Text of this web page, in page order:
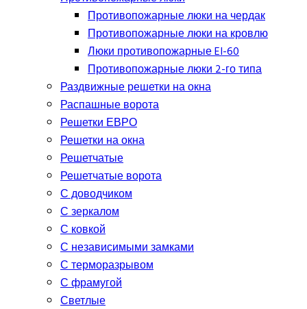
Противопожарные люки на чердак
Противопожарные люки на кровлю
Люки противопожарные EI-60
Противопожарные люки 2-го типа
Раздвижные решетки на окна
Распашные ворота
Решетки ЕВРО
Решетки на окна
Решетчатые
Решетчатые ворота
С доводчиком
С зеркалом
С ковкой
С независимыми замками
С терморазрывом
С фрамугой
Светлые